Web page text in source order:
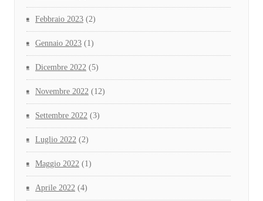
Febbraio 2023 (2)
Gennaio 2023 (1)
Dicembre 2022 (5)
Novembre 2022 (12)
Settembre 2022 (3)
Luglio 2022 (2)
Maggio 2022 (1)
Aprile 2022 (4)